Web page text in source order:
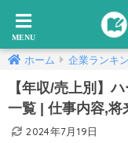
ホーム 企業ランキ
【年収/売上別】
一覧 | 仕事内容,将
2024年7月19日